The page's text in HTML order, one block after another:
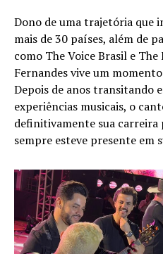
Dono de uma trajetória que
mais de 30 países, além de
como The Voice Brasil e
Fernandes vive um
Depois de anos transitando
experiências musicais, o
definitivamente sua carreira
sempre esteve presente em